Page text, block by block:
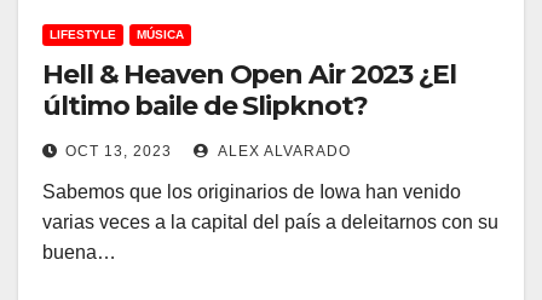
LIFESTYLE MÚSICA
Hell & Heaven Open Air 2023 ¿El
último baile de Slipknot?
OCT 13, 2023 ALEX ALVARADO
Sabemos que los originarios de Iowa han venido
varias veces a la capital del país a deleitarnos con su
buena…